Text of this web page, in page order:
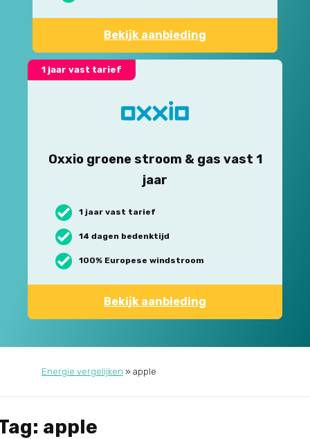
Bekijk aanbieding
1 jaar vast tarief
Oxxio groene stroom & gas vast 1
jaar
1 jaar vast tarief
14 dagen bedenktijd
100% Europese windstroom
Bekijk aanbieding
Energie vergelijken » apple
apple